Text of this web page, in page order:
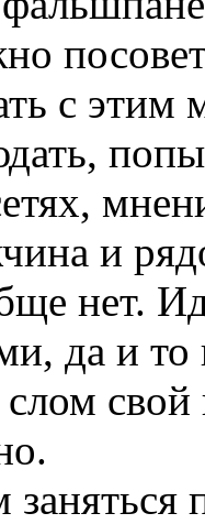
с
и
нет.
да и
слом